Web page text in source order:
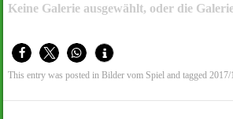
Keine Galerie ausgewählt, oder die
This entry was posted inBilder vom Spiel and tagged 2017/